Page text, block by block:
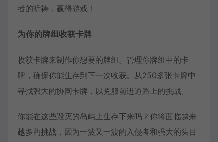
者的祈祷，赢得游戏！
为你的牌组收获卡牌
收获卡牌来制作你想要的牌组。管理你牌组中的卡
牌，确保你能生存到下一次收获。从250多张卡牌中
寻找强大的协同卡牌，以克服前进道路上的挑战。
你能在这些毁灭的岛屿上生存下来吗？你将面临越来
越多的挑战，因为一波又一波的入侵者和强大的头目